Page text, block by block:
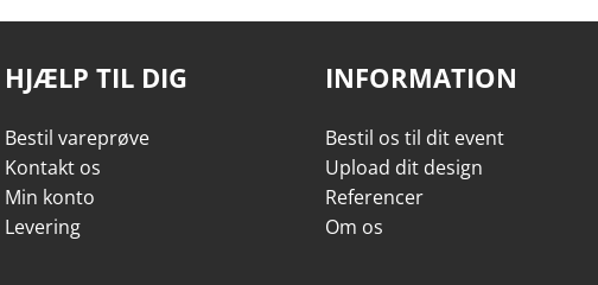
HJÆLP TIL DIG
Bestil vareprøve
Kontakt os
Min konto
Levering
INFORMATION
Bestil os til dit event
Upload dit design
Referencer
Om os